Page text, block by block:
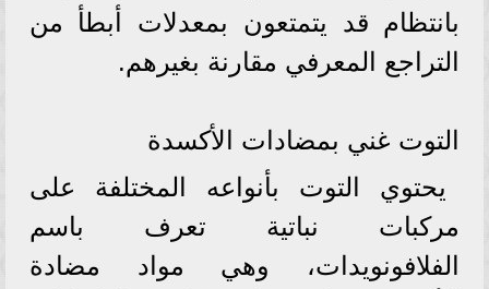
بانتظام قد يتمتعون بمعدلات أبطأ من
التراجع المعرفي مقارنة بغيرهم.
التوت غني بمضادات الأكسدة
يحتوي التوت بأنواعه المختلفة على
مركبات نباتية تعرف باسم
الفلافونويدات، وهي مواد مضادة